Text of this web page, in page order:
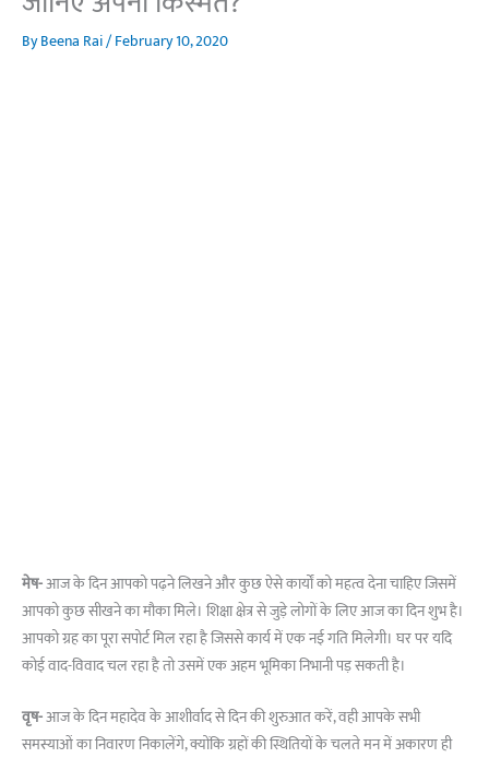
ByBeena Rai/February 10, 2020
मेष-आज के दिन आपको पढ़ने लिखने और कुछ ऐसे कार्यों को महत्व देना चाहिए जिसमें
आपको कुछ सीखने का मौका मिले। शिक्षा क्षेत्र से जुड़े लोगों के लिए आज का दिन शुभ है।
आपको ग्रह का पूरा सपोर्ट मिल रहा है जिससे कार्य में एक नई गति मिलेगी। घर पर यदि
कोई वाद-विवाद चल रहा है तो उसमें एक अहम भूमिका निभानी पड़ सकती है।
वृष-आज के दिन महादेव के आशीर्वाद से दिन की शुरुआत करें, वही आपके सभी
समस्याओं का निवारण निकालेंगे, क्योंकि ग्रहों की स्थितियों के चलते मन में अकारण ही